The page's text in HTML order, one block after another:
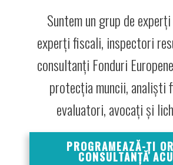
Suntem un grup de
experți fiscali, inspectori
consultanți Fonduri
protecția muncii, analiști
evaluatori, avocați și
PROGRAMEAZĂ-ȚI
CONSULTANȚĂ